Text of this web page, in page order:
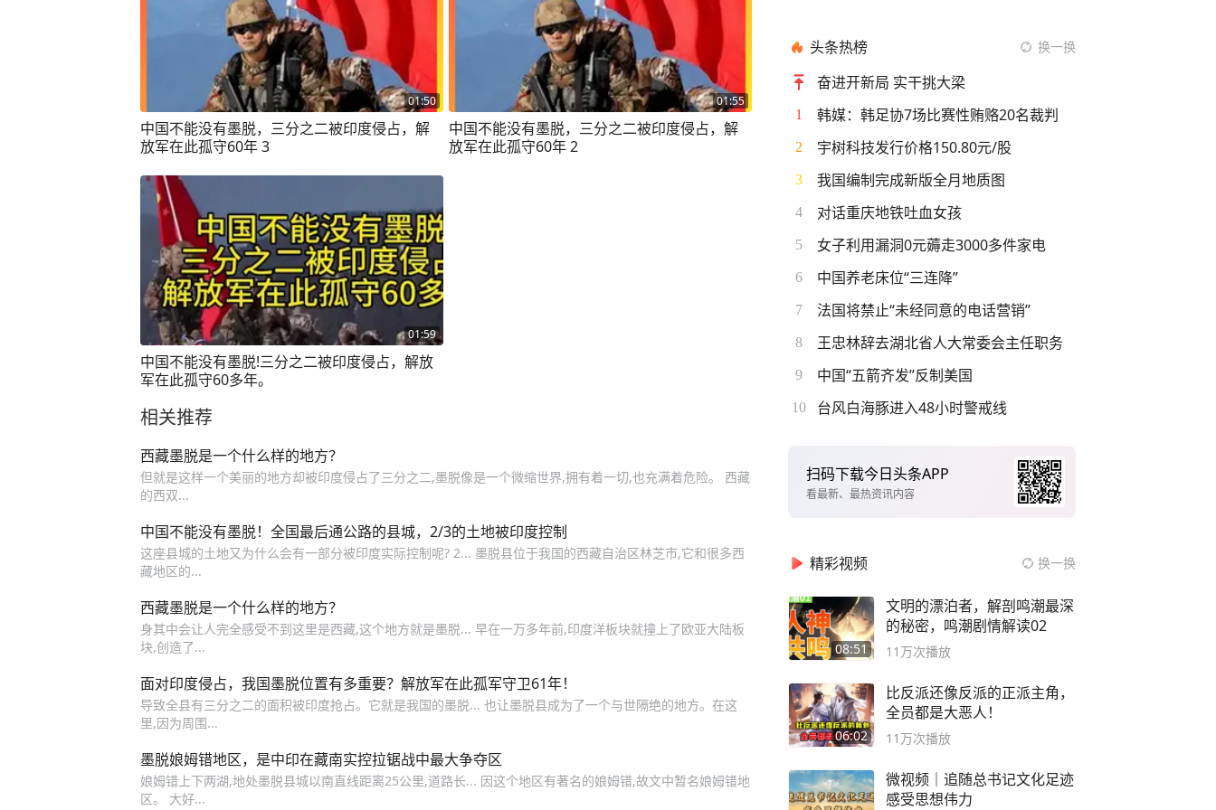
01:50
中国不能没有墨脱，三分之二被印度侵占，解
放军在此孤守60年 3
01:55
中国不能没有墨脱，三分之二被印度侵占，解
放军在此孤守60年 2
01:59
中国不能没有墨脱!三分之二被印度侵占，解放
军在此孤守60多年。
相关推荐
西藏墨脱是一个什么样的地方？
但就是这样一个美丽的地方却被印度侵占了三分之二,墨脱像是一个微缩世界,拥有着一切,也充满着危险。 西藏
的西双...
中国不能没有墨脱！全国最后通公路的县城，2/3的土地被印度控制
这座县城的土地又为什么会有一部分被印度实际控制呢? 2... 墨脱县位于我国的西藏自治区林芝市,它和很多西
藏地区的...
西藏墨脱是一个什么样的地方？
身其中会让人完全感受不到这里是西藏,这个地方就是墨脱... 早在一万多年前,印度洋板块就撞上了欧亚大陆板
块,创造了...
面对印度侵占，我国墨脱位置有多重要？解放军在此孤军守卫61年！
导致全县有三分之二的面积被印度抢占。它就是我国的墨脱... 也让墨脱县成为了一个与世隔绝的地方。在这
里,因为周围...
墨脱娘姆错地区，是中印在藏南实控拉锯战中最大争夺区
娘姆错上下两湖,地处墨脱县城以南直线距离25公里,道路长... 因这个地区有著名的娘姆错,故文中暂名娘姆错地
区。 大好...
头条热榜 换一换
奋进开新局 实干挑大梁
1 韩媒：韩足协7场比赛性贿赂20名裁判
2 宇树科技发行价格150.80元/股
3 我国编制完成新版全月地质图
4 对话重庆地铁吐血女孩
5 女子利用漏洞0元薅走3000多件家电
6 中国养老床位“三连降”
7 法国将禁止“未经同意的电话营销”
8 王忠林辞去湖北省人大常委会主任职务
9 中国“五箭齐发”反制美国
10 台风白海豚进入48小时警戒线
扫码下载今日头条APP
看最新、最热资讯内容
精彩视频 换一换
08:51
文明的漂泊者，解剖鸣潮最深
的秘密，鸣潮剧情解读02
11万次播放
06:02
比反派还像反派的正派主角，
全员都是大恶人！
11万次播放
微视频｜追随总书记文化足迹
感受思想伟力